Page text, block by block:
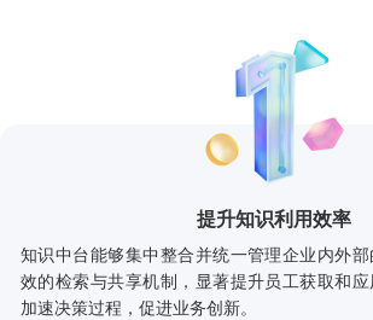
提升知识利用效率
知识中台能够集中整合并统一管理企业内外
效的检索与共享机制，显著提升员工获取和
加速决策过程，促进业务创新。